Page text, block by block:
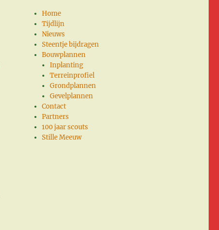
Home
Tijdlijn
Nieuws
Steentje bijdragen
Bouwplannen
Inplanting
Terreinprofiel
Grondplannen
Gevelplannen
Contact
Partners
100 jaar scouts
Stille Meeuw